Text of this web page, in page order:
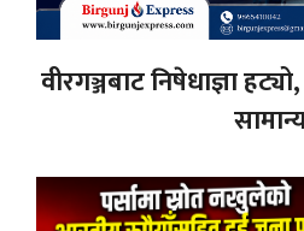
वीरगञ्जबाट निषेधाज्ञा